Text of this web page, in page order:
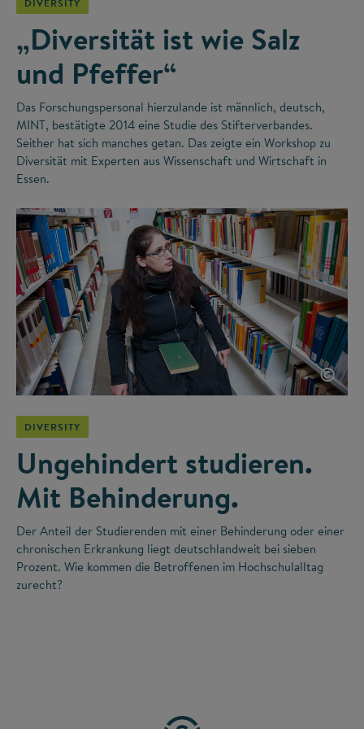
„Diversität ist wie Salz
und Pfeffer“
Das Forschungspersonal hierzulande ist männlich, deutsch,
MINT, bestätigte 2014 eine Studie des Stifterverbandes.
Seither hat sich manches getan. Das zeigte ein Workshop zu
Diversität mit Experten aus Wissenschaft und Wirtschaft in
Essen.
©
DIVERSITY
Ungehindert studieren.
Mit Behinderung.
Der Anteil der Studierenden mit einer Behinderung oder einer
chronischen Erkrankung liegt deutschlandweit bei sieben
Prozent. Wie kommen die Betroffenen im Hochschulalltag
zurecht?